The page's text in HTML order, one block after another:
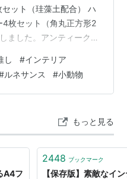
ット（珪藻土配合） ハ
4枚セット（角丸正方形2
ました。アンティーク調
いと深みのある質感
ます。 ◆ セット内容・
枚・円形コースター 直径
。 ◆ お手入れ水分・汚
し #インテリア
ルネサンス #小動物
もっと見る
A4フ
2448 ブックマーク
【保存版】素敵なイ